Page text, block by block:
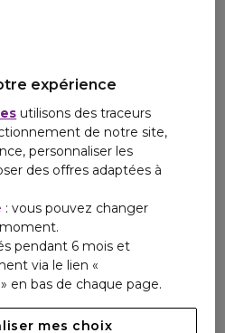
expérience
utilisons des traceurs
de notre site,
personnaliser les
des offres adaptées à
: vous pouvez changer
pendant 6 mois et
via le lien «
en bas de chaque page.
mes choix